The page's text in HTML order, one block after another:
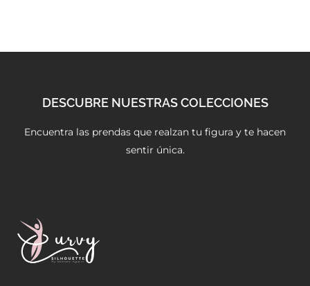
DESCUBRE NUESTRAS COLECCIONES
Encuentra las prendas que realzan tu figura y te hacen
sentir única.